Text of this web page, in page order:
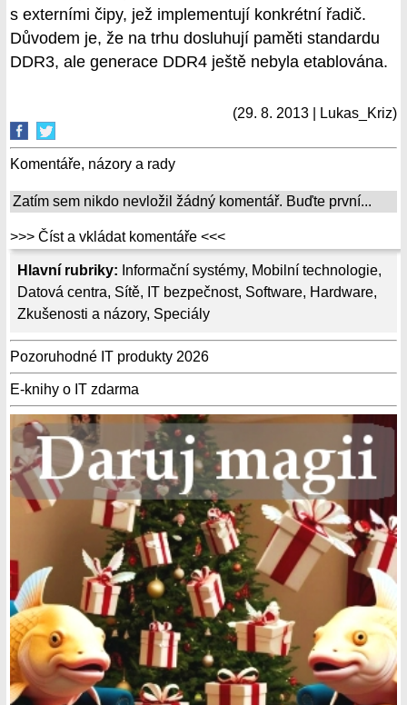
Hlavní rubriky: Informační systémy, Mobilní technologie,
Datová centra, Sítě, IT bezpečnost, Software, Hardware,
Zkušenosti a názory, Speciály
Pozoruhodné IT produkty 2026
E-knihy o IT zdarma
s externími čipy, jež implementují konkrétní řadič.
Důvodem je, že na trhu dosluhují paměti standardu
DDR3, ale generace DDR4 ještě nebyla etablována.
(29. 8. 2013 | Lukas_Kriz)
Komentáře, názory a rady
Zatím sem nikdo nevložil žádný komentář. Buďte první...
>>> Číst a vkládat komentáře <<<